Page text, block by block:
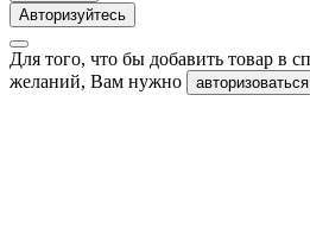
Авторизуйтесь
Для того, что бы добавить товар в
желаний, Вам нужно
авторизоваться